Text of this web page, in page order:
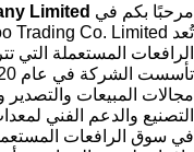
مرحبًا بكم في Limited
الرافعات المستعملة التي تتراوح من 25 طنًا إلى
مجالات المبيعات والتصدير
التصنيع والدعم الفني
في سوق الرافعات